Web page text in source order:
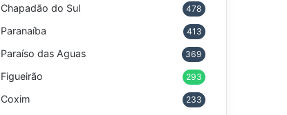
Chapadão do Sul 478
Paranaíba 413
Paraíso das Aguas 369
Figueirão 293
Coxim 233